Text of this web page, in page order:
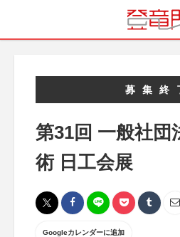
募集終
第31回 一般社団
術 日工会展
Googleカレンダーに追加